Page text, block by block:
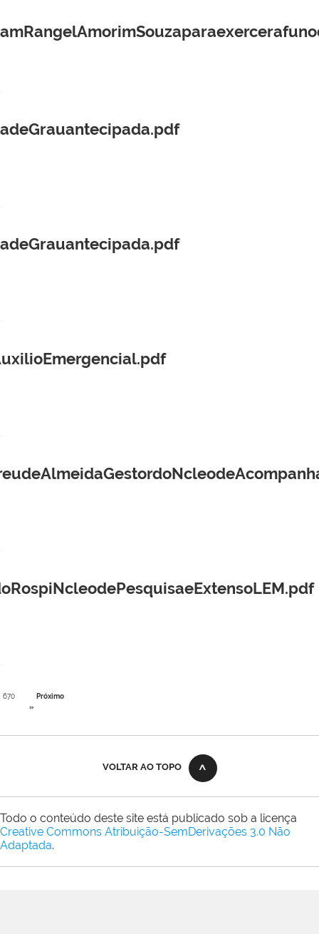
670
Próximo
»
VOLTAR AO TOPO
Todo o conteúdo deste site está publicado sob a licença
Creative Commons Atribuição-SemDerivações 3.0 Não
Adaptada.